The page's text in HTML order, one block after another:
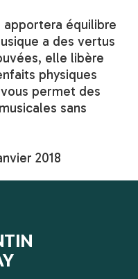
apportera équilibre
a des vertus
elle libère
physiques
permet des
sans
2018